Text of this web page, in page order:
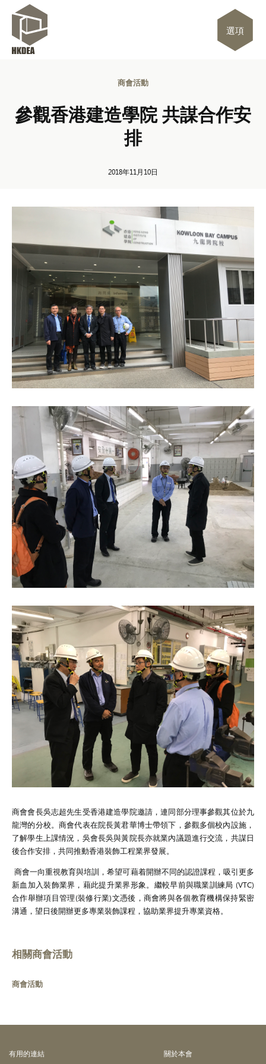
選項
商會活動
參觀香港建造學院 共謀合作安
排
2018年11月10日
商會會長吳志超先生受香港建造學院邀請，連同部分理事參觀其位於九
龍灣的分校。商會代表在院長黃君華博士帶領下，參觀多個校內設施，
了解學生上課情況，吳會長吳與黃院長亦就業內議題進行交流，共謀日
後合作安排，共同推動香港裝飾工程業界發展。
商會一向重視教育與培訓，希望可藉着開辦不同的認證課程，吸引更多
新血加入裝飾業界，藉此提升業界形象。繼較早前與職業訓練局 (VTC)
合作舉辦項目管理(裝修行業)文憑後，商會將與各個教育機構保持緊密
溝通，望日後開辦更多專業裝飾課程，協助業界提升專業資格。
相關商會活動
商會活動
有⽤的連結 關於本會